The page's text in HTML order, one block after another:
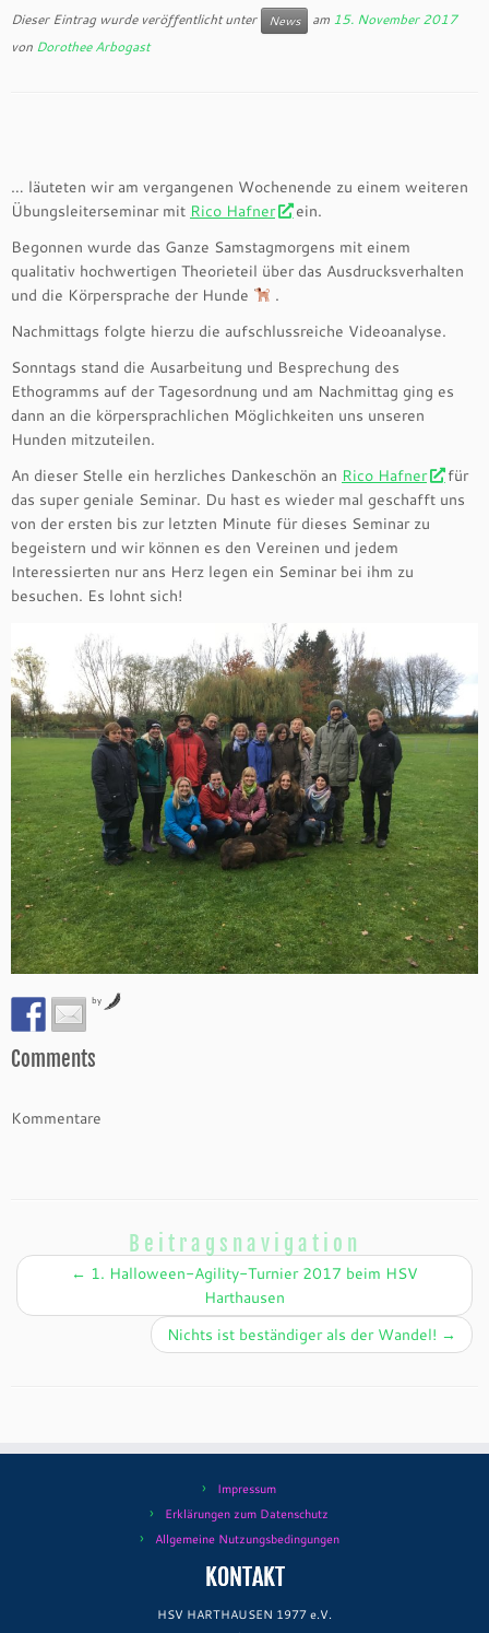
Dieser Eintrag wurde veröffentlicht unter News am 15. November 2017
von Dorothee Arbogast
… läuteten wir am vergangenen Wochenende zu einem weiteren
Übungsleiterseminar mit Rico Hafner
ein.
Begonnen wurde das Ganze Samstagmorgens mit einem
qualitativ hochwertigen Theorieteil über das Ausdrucksverhalten
und die Körpersprache der Hunde
.
Nachmittags folgte hierzu die aufschlussreiche Videoanalyse.
Sonntags stand die Ausarbeitung und Besprechung des
Ethogramms auf der Tagesordnung und am Nachmittag ging es
dann an die körpersprachlichen Möglichkeiten uns unseren
Hunden mitzuteilen.
An dieser Stelle ein herzliches Dankeschön an Rico Hafner
für
das super geniale Seminar. Du hast es wieder mal geschafft uns
von der ersten bis zur letzten Minute für dieses Seminar zu
begeistern und wir können es den Vereinen und jedem
Interessierten nur ans Herz legen ein Seminar bei ihm zu
besuchen. Es lohnt sich!
by
Comments
Kommentare
Beitragsnavigation
← 1. Halloween-Agility-Turnier 2017 beim HSV
Harthausen
Nichts ist beständiger als der Wandel! →
Impressum
Erklärungen zum Datenschutz
Allgemeine Nutzungsbedingungen
KONTAKT
HSV HARTHAUSEN 1977 e.V.